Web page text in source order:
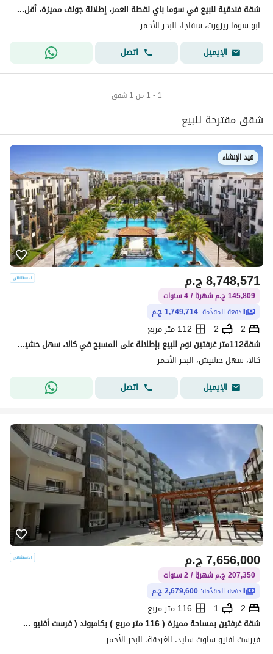
شقة فندقية للبيع في سوما باي لقطة العمر، إطلالة جولف مميزة، أقل سعر في المشروع، متفوتش الفرصة وابدأ بـ 5% مقدم فقط
ابو سوما ريزورت، سفاجا، البحر الأحمر
الإيميل
اتصل
1 - 1 من 1 شقق
شقق مقترحة للبيع
قيد الإنشاء
ج.م8,748,571
145,809 ج.م شهريًا / 4 سنوات
الدفعة المقدّمة: 1,749,714 ج.م
2
2
112 متر مربع
شقة112متر غرفتين نوم للبيع بإطلالة على المسبح في كالا، سهل حشيش
كالا، سهل حشيش، البحر الأحمر
الإيميل
اتصل
ج.م7,656,000
207,350 ج.م شهريًا / 2 سنوات
الدفعة المقدّمة: 2,679,600 ج.م
2
1
116 متر مربع
شقة غرفتين بمساحة مميزة ( 116 متر مربع ) بكامبوند ( فرست أفنيو ساوث سايد ) من أكـ جروب للتنمية العقارية ـا - البحر الأحمر - الغردقة ( Hurghada )
فيرست افنيو ساوث سايد، الغردقة، البحر الأحمر